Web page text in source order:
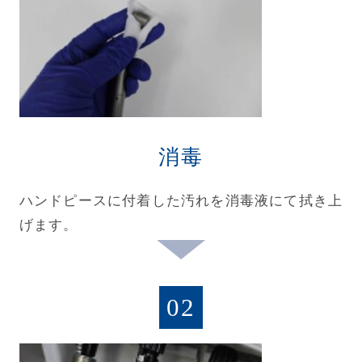
消毒
ハンドピースに付着した汚れを消毒液にて拭き上
げます。
02